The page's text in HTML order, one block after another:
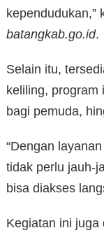
kependudukan,”
batangkab.go.id.
Selain itu,
keliling, program
bagi pemuda,
“Dengan
tidak perlu jauh-
bisa diakses
Kegiatan ini juga